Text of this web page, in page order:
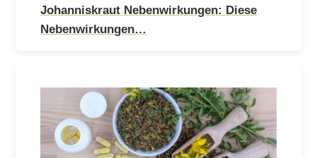
Johanniskraut Nebenwirkungen: Diese
Nebenwirkungen…